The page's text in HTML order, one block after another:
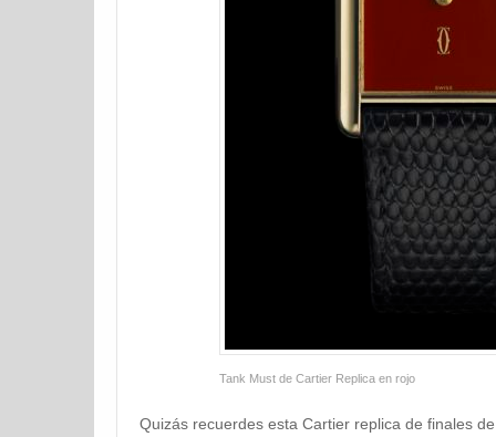
Tank Must de Cartier Replica en rojo
Quizás recuerdes esta Cartier replica de finales